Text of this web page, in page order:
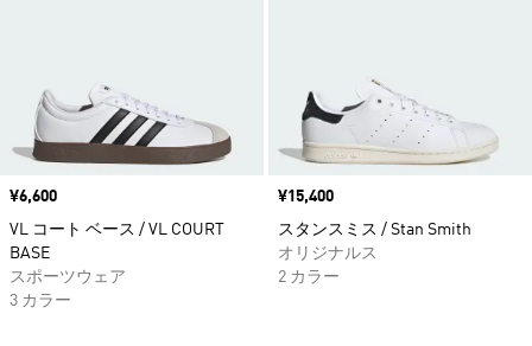
価格
¥6,600
VL コート ベース / VL COURT
BASE
スポーツウェア
3 カラー
価格
¥15,400
スタンスミス / Stan Smith
オリジナルス
2 カラー